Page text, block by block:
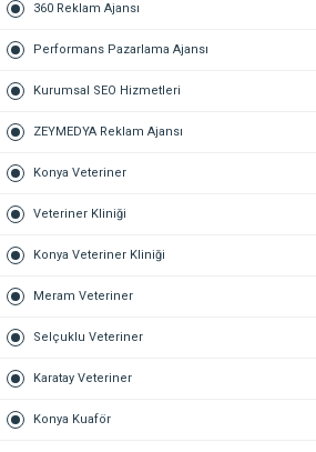
360 Reklam Ajansı
Performans Pazarlama Ajansı
Kurumsal SEO Hizmetleri
ZEYMEDYA Reklam Ajansı
Konya Veteriner
Veteriner Kliniği
Konya Veteriner Kliniği
Meram Veteriner
Selçuklu Veteriner
Karatay Veteriner
Konya Kuaför